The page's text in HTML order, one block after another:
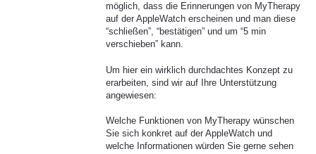
möglich, dass die Erinnerungen von MyTherapy
auf der AppleWatch erscheinen und man diese
“schließen”, “bestätigen” und um “5 min
verschieben” kann.
Um hier ein wirklich durchdachtes Konzept zu
erarbeiten, sind wir auf Ihre Unterstützung
angewiesen:
Welche Funktionen von MyTherapy wünschen
Sie sich konkret auf der AppleWatch und
welche Informationen würden Sie gerne sehen